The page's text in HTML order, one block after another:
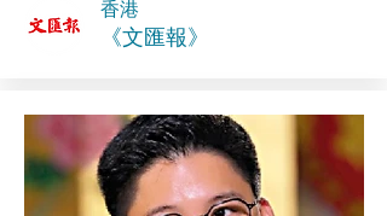
香港
《文匯報》